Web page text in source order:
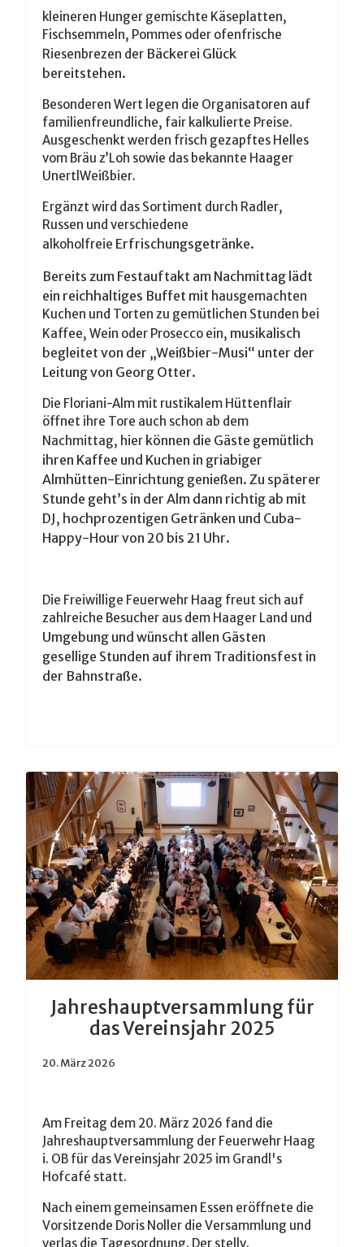
kleineren Hunger gemischte Käseplatten,
Fischsemmeln, Pommes oder ofenfrische
Riesenbrezen der Bäckerei Glück
bereitstehen.
Besonderen Wert legen die Organisatoren auf
familienfreundliche, fair kalkulierte Preise.
Ausgeschenkt werden frisch gezapftes Helles
vom Bräu z’Loh sowie das bekannte Haager
UnertlWeißbier.
Ergänzt wird das Sortiment durch Radler,
Russen und verschiedene
alkoholfreie Erfrischungsgetränke.
Bereits zum Festauftakt am Nachmittag lädt
ein reichhaltiges Buffet mit hausgemachten
Kuchen und Torten zu gemütlichen Stunden bei
Kaffee, Wein oder Prosecco ein, musikalisch
begleitet von der „Weißbier-Musi“ unter der
Leitung von Georg Otter.
Die Floriani-Alm mit rustikalem Hüttenflair
öffnet ihre Tore auch schon ab dem
Nachmittag, hier können die Gäste gemütlich
ihren Kaffee und Kuchen in griabiger
Almhütten-Einrichtung genießen. Zu späterer
Stunde geht’s in der Alm dann richtig ab mit
DJ, hochprozentigen Getränken und Cuba-
Happy-Hour von 20 bis 21 Uhr.
Die Freiwillige Feuerwehr Haag freut sich auf
zahlreiche Besucher aus dem Haager Land und
Umgebung und wünscht allen Gästen
gesellige Stunden auf ihrem Traditionsfest in
der Bahnstraße.
Jahreshauptversammlung für
das Vereinsjahr 2025
20. März 2026
Am Freitag dem 20. März 2026 fand die
Jahreshauptversammlung der Feuerwehr Haag
i. OB für das Vereinsjahr 2025 im Grandl's
Hofcafé statt.
Nach einem gemeinsamen Essen eröffnete die
Vorsitzende Doris Noller die Versammlung und
verlas die Tagesordnung. Der stellv.